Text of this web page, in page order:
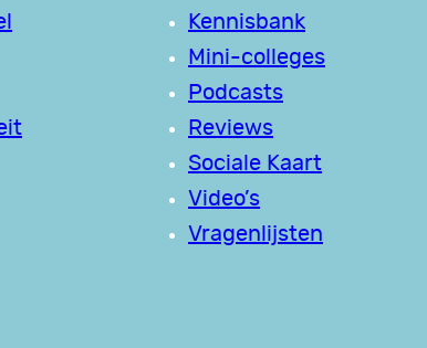
Kennisbank
Mini-colleges
Podcasts
Reviews
Sociale Kaart
Video’s
Vragenlijsten